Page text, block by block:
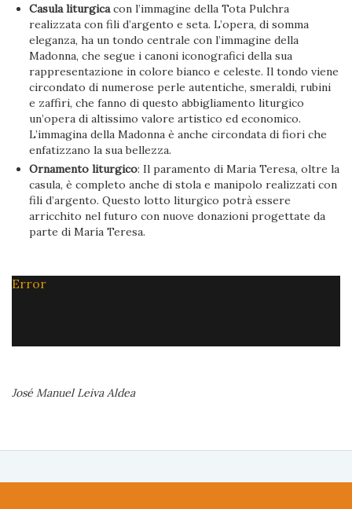
Casula liturgicacon l’immagine della Tota Pulchra
realizzata con fili d’argento e seta. L’opera, di somma
eleganza, ha un tondo centrale con l’immagine della
Madonna, che segue i canoni iconografici della sua
rappresentazione in colore bianco e celeste. Il tondo viene
circondato di numerose perle autentiche, smeraldi, rubini
e zaffiri, che fanno di questo abbigliamento liturgico
un’opera di altissimo valore artistico ed economico.
L’immagina della Madonna è anche circondata di fiori che
enfatizzano la sua bellezza.
Ornamento liturgico: Il paramento di Maria Teresa, oltre la
casula, è completo anche di stola e manipolo realizzati con
fili d’argento. Questo lotto liturgico potrà essere
arricchito nel futuro con nuove donazioni progettate da
parte di María Teresa.
Error
José Manuel Leiva Aldea